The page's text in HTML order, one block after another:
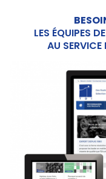
CAD/3D
Technische
Technische
LES ÉQUIPES
AU